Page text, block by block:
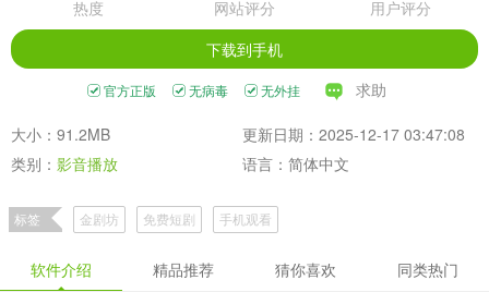
热度 网站评分
用户评分
下载到手机
官方正版 无病毒 无外挂 求助
大小：91.2MB
更新日期：2025-12-17 03:47:08
类别： 影音播放 语言：简体中文
标签 金剧坊 免费短剧 手机观看
软件介绍 精品推荐 猜你喜欢 同类热门